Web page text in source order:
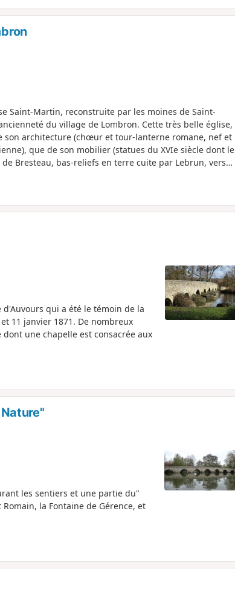
Saint-Martin, reconstruite par les moines de Saint-
du village de Lombron. Cette très belle église,
architecture (chœur et tour-lanterne romane, nef et
que de son mobilier (statues du XVIe siècle dont le
Bresteau, bas-reliefs en terre cuite par Lebrun, vers
qui a été le témoin de la
11 janvier 1871. De nombreux
une chapelle est consacrée aux
les sentiers et une partie du"
la Fontaine de Gérence, et